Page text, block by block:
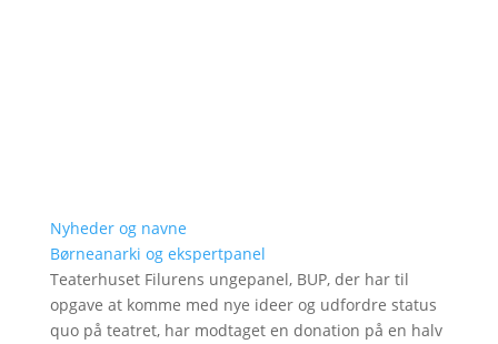
Nyheder og navne
Børneanarki og ekspertpanel
Teaterhuset Filurens ungepanel, BUP, der har til
opgave at komme med nye ideer og udfordre status
quo på teatret, har modtaget en donation på en halv